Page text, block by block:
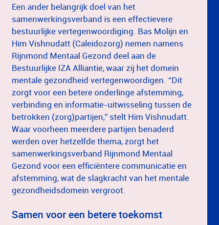
Een ander belangrijk doel van het
samenwerkingsverband is een effectievere
bestuurlijke vertegenwoordiging. Bas Molijn en
Him Vishnudatt (Caleidozorg) nemen namens
Rijnmond Mentaal Gezond deel aan de
Bestuurlijke IZA Alliantie, waar zij het domein
mentale gezondheid vertegenwoordigen. “Dit
zorgt voor een betere onderlinge afstemming,
verbinding en informatie-uitwisseling tussen de
betrokken (zorg)partijen,” stelt Him Vishnudatt.
Waar voorheen meerdere partijen benaderd
werden over hetzelfde thema, zorgt het
samenwerkingsverband Rijnmond Mentaal
Gezond voor een efficiëntere communicatie en
afstemming, wat de slagkracht van het mentale
gezondheidsdomein vergroot.
Samen voor een betere toekomst